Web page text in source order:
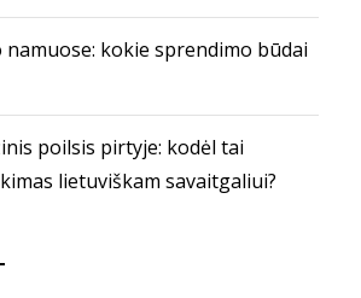
kokie sprendimo būdai
poilsis pirtyje: kodėl tai
lietuviškam savaitgaliui?